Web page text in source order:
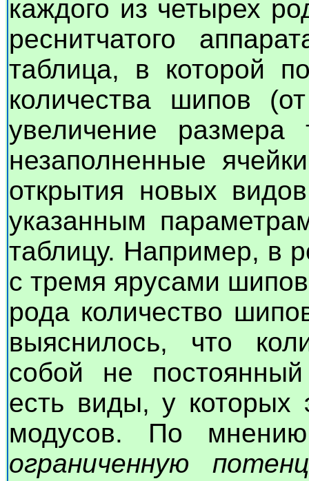
каждого из четырех
реснитчатого
таблица, в которой
количества шипов
увеличение размера
незаполненные
открытия новых
указанным
таблицу. Например, в
с тремя ярусами
рода количество
выяснилось, что
собой не
есть виды, у которых
модусов. По
ограниченную